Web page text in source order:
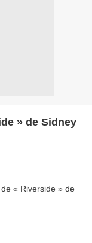
» de Sidney